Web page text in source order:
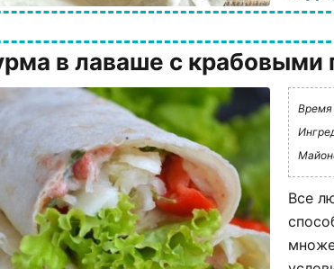
в лаваше с крабовыми
Время
Все